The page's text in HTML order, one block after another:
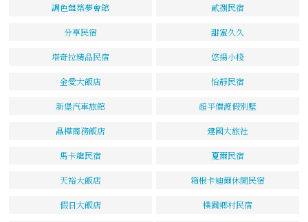
調色盤築夢會館 貳捌民宿
分享民宿 甜蜜久久
塔奇拉精品民宿 悠揚小棧
金愛大飯店 怡靜民宿
新堡汽車旅館 超平價渡假別墅
晶樺商務飯店 建國大旅社
馬卡龍民宿 夏爾民宿
天裕大飯店 箱根卡迪爾休閒民宿
假日大飯店 樸園鄉村民宿